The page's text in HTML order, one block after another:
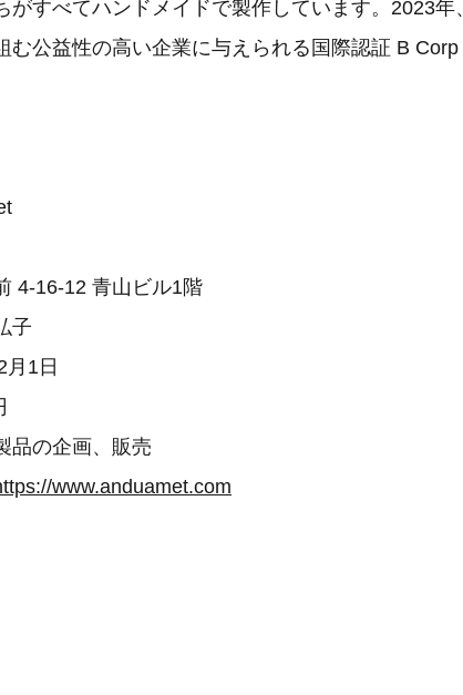
がすべてハンドメイドで製作しています。2023年
む公益性の高い企業に与えられる国際認証 B Corp
4-16-12 青山ビル1階
子
2月1日
品の企画、販売
www.anduamet.com